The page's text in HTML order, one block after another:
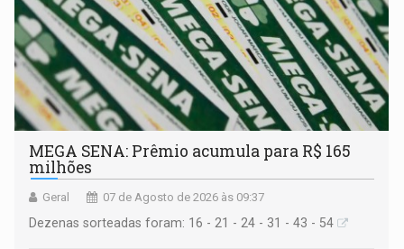
MEGA SENA: Prêmio acumula para R$ 165
milhões
Geral 07 de Agosto de 2026 às 09:37
Dezenas sorteadas foram: 16 - 21 - 24 - 31 - 43 - 54